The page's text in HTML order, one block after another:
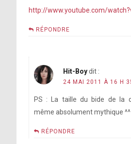
http://www.youtube.com/
RÉPONDRE
Hit-Boy dit :
24 MAI 2011 À 16 H
PS : La taille du bide de la
même absolument mythique ^^
RÉPONDRE